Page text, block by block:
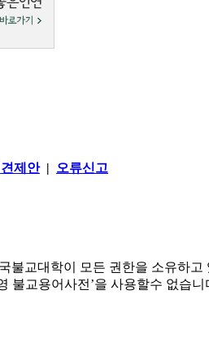
제안| 오류신고
불교대학이 모든 권한을 소유하고
불교용어사전’을 사용할수 없습니